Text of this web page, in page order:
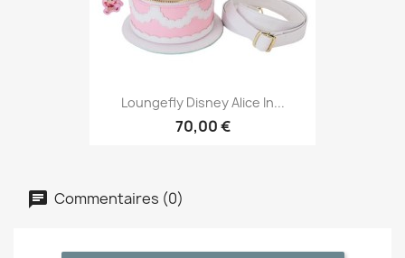
Loungefly Disney Alice In...
70,00 €
Commentaires (0)